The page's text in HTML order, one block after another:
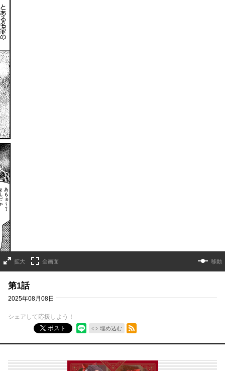
拡大 全画面 移動
第1話
2025年08月08日
シェアして応援しよう！
ポスト
埋め込む
RSSフィード